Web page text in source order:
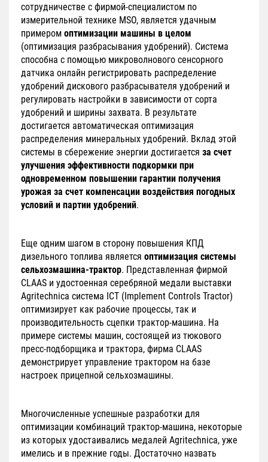
сотрудничестве с фирмой-специалистом по
измерительной технике MSO, является удачным
примером оптимизации машины в целом
(оптимизация разбрасывания удобрений). Система
способна с помощью микроволнового сенсорного
датчика онлайн регистрировать распределение
удобрений дискового разбрасывателя удобрений и
регулировать настройки в зависимости от сорта
удобрений и ширины захвата. В результате
достигается автоматическая оптимизация
распределения минеральных удобрений. Вклад этой
системы в сбережение энергии достигается за счет
улучшения эффективности подкормки при
одновременном повышении гарантии получения
урожая за счет компенсации воздействия погодных
условий и партии удобрений.
Еще одним шагом в сторону повышения КПД
дизельного топлива является оптимизация системы
сельхозмашина-трактор. Представленная фирмой
CLAAS и удостоенная серебряной медали выставки
Agritechnica система ICT (Implement Controls Tractor)
оптимизирует как рабочие процессы, так и
производительность сцепки трактор-машина. На
примере системы машин, состоящей из тюкового
пресс-подборщика и трактора, фирма CLAAS
демонстрирует управление трактором на базе
настроек прицепной сельхозмашины.
Многочисленные успешные разработки для
оптимизации комбинаций трактор-машина, некоторые
из которых удостаивались медалей Agritechnica, уже
имелись и в прежние годы. Достаточно назвать